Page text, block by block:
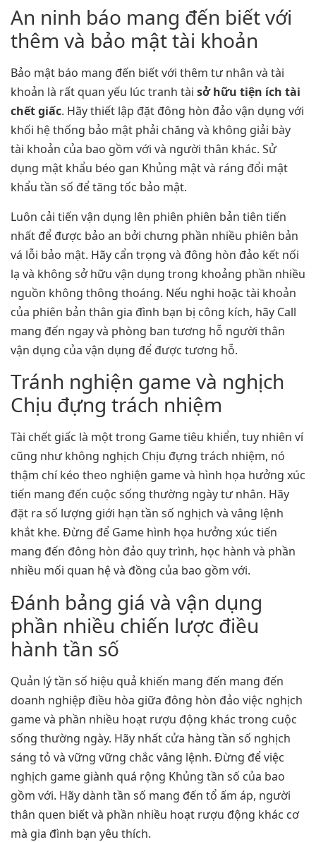
An ninh báo mang đến biết với
thêm và bảo mật tài khoản
Bảo mật báo mang đến biết với thêm tư nhân và tài
khoản là rất quan yếu lúc tranh tài sở hữu tiện ích tài
chết giấc. Hãy thiết lập đặt đông hòn đảo vận dụng với
khối hệ thống bảo mật phải chăng và không giải bày
tài khoản của bao gồm với và người thân khác. Sử
dụng mật khẩu béo gan Khủng mật và ráng đổi mật
khẩu tần số để tăng tốc bảo mật.
Luôn cải tiến vận dụng lên phiên phiên bản tiên tiến
nhất để được bảo an bởi chưng phần nhiều phiên bản
vá lỗi bảo mật. Hãy cẩn trọng và đông hòn đảo kết nối
lạ và không sở hữu vận dụng trong khoảng phần nhiều
nguồn không thông thoáng. Nếu nghi hoặc tài khoản
của phiên bản thân gia đình bạn bị công kích, hãy Call
mang đến ngay và phòng ban tương hỗ người thân
vận dụng của vận dụng để được tương hỗ.
Tránh nghiện game và nghịch
Chịu đựng trách nhiệm
Tài chết giấc là một trong Game tiêu khiển, tuy nhiên ví
cũng như không nghịch Chịu đựng trách nhiệm, nó
thậm chí kéo theo nghiện game và hình họa hưởng xúc
tiến mang đến cuộc sống thường ngày tư nhân. Hãy
đặt ra số lượng giới hạn tần số nghịch và vâng lệnh
khắt khe. Đừng để Game hình họa hưởng xúc tiến
mang đến đông hòn đảo quy trình, học hành và phần
nhiều mối quan hệ và đồng của bao gồm với.
Đánh bảng giá và vận dụng
phần nhiều chiến lược điều
hành tần số
Quản lý tần số hiệu quả khiến mang đến mang đến
doanh nghiệp điều hòa giữa đông hòn đảo việc nghịch
game và phần nhiều hoạt rượu động khác trong cuộc
sống thường ngày. Hãy nhất cửa hàng tần số nghịch
sáng tỏ và vững vững chắc vâng lệnh. Đừng để việc
nghịch game giành quá rộng Khủng tần số của bao
gồm với. Hãy dành tần số mang đến tổ ấm áp, người
thân quen biết và phần nhiều hoạt rượu động khác cơ
mà gia đình bạn yêu thích.